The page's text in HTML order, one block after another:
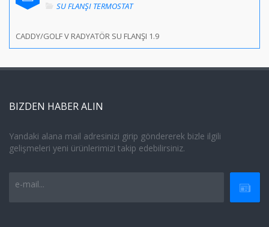
SU FLANŞI TERMOSTAT
CADDY/GOLF V RADYATÖR SU FLANŞI 1.9
BIZDEN HABER ALIN
Yandaki alana mail adresinizi girip göndererek bizle ilgili
gelişmeleri yeni ürünlerimizi takip edebilirsiniz.
e-mail...